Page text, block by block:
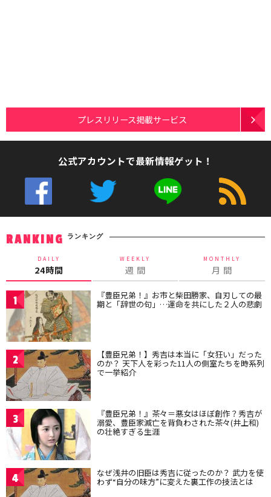
プレスリリース掲載サービス
公式アカウントで最新情報ゲット！
RANKING ランキング
DAILY
24時間
WEEKLY
週 間
MONTHLY
月 間
1 『豊臣兄弟！』お市と柴田勝家、自刃しての最
期と「辞世の句」…運命を共にした２人の悲劇
2 【豊臣兄弟！】秀吉は本当に「女狂い」だった
のか？ 天下人を彩った11人の側室たちを時系列
で一挙紹介
3 『豊臣兄弟！』茶々＝悪女はほぼ創作？秀吉が
溺愛、豊臣家滅亡を背負わされた茶々(井上和)
の壮絶すぎる生涯
4 なぜ浅井の旧臣は秀吉に従ったのか？ 武力を使
わず“自分の味方”に変えた裏工作の技法とは